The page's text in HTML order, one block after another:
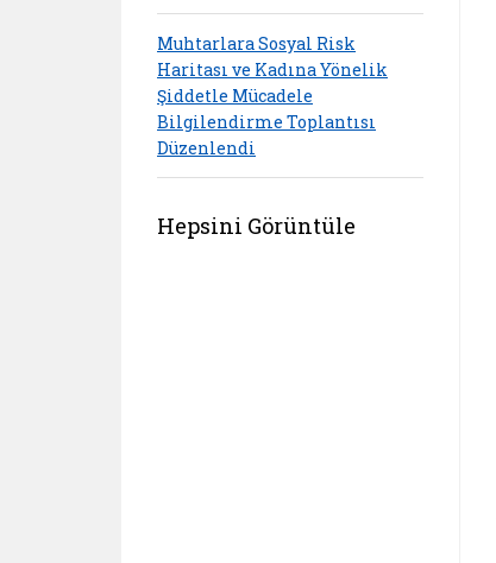
Muhtarlara Sosyal Risk
Haritası ve Kadına Yönelik
Şiddetle Mücadele
Bilgilendirme Toplantısı
Düzenlendi
Hepsini Görüntüle